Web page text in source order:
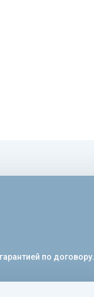
по договору.